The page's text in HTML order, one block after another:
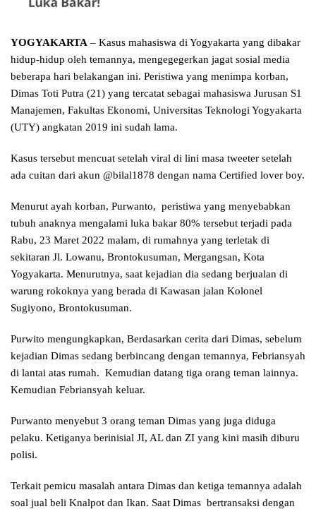
YOGYAKARTA – Kasus mahasiswa di Yogyakarta yang dibakar
hidup-hidup oleh temannya, mengegegerkan jagat sosial media
beberapa hari belakangan ini. Peristiwa yang menimpa korban,
Dimas Toti Putra (21) yang tercatat sebagai mahasiswa Jurusan S1
Manajemen, Fakultas Ekonomi, Universitas Teknologi Yogyakarta
(UTY) angkatan 2019 ini sudah lama.
Kasus tersebut mencuat setelah viral di lini masa tweeter setelah
ada cuitan dari akun @bilal1878 dengan nama Certified lover boy.
Menurut ayah korban, Purwanto, peristiwa yang menyebabkan
tubuh anaknya mengalami luka bakar 80% tersebut terjadi pada
Rabu, 23 Maret 2022 malam, di rumahnya yang terletak di
sekitaran Jl. Lowanu, Brontokusuman, Mergangsan, Kota
Yogyakarta. Menurutnya, saat kejadian dia sedang berjualan di
warung rokoknya yang berada di Kawasan jalan Kolonel
Sugiyono, Brontokusuman.
Purwito mengungkapkan, Berdasarkan cerita dari Dimas, sebelum
kejadian Dimas sedang berbincang dengan temannya, Febriansyah
di lantai atas rumah. Kemudian datang tiga orang teman lainnya.
Kemudian Febriansyah keluar.
Purwanto menyebut 3 orang teman Dimas yang juga diduga
pelaku. Ketiganya berinisial JI, AL dan ZI yang kini masih diburu
polisi.
Terkait pemicu masalah antara Dimas dan ketiga temannya adalah
soal jual beli Knalpot dan Ikan. Saat Dimas bertransaksi dengan